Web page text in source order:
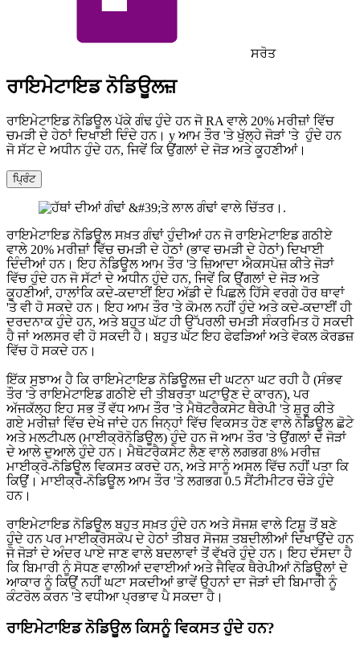
ਸਰੋਤ
ਰਾਇਮੇਟਾਇਡ ਨੋਡਿਊਲਜ਼
ਰਾਇਮੇਟਾਇਡ ਨੋਡਿਊਲ ਪੱਕੇ ਗੰਢ ਹੁੰਦੇ ਹਨ ਜੋ RA ਵਾਲੇ 20% ਮਰੀਜ਼ਾਂ ਵਿੱਚ
ਚਮੜੀ ਦੇ ਹੇਠਾਂ ਦਿਖਾਈ ਦਿੰਦੇ ਹਨ। y ਆਮ ਤੌਰ 'ਤੇਖੁੱਲ੍ਹੇ ਜੋੜਾਂ 'ਤੇ ਹੁੰਦੇ ਹਨ
ਜੋ ਸੱਟ ਦੇ ਅਧੀਨ ਹੁੰਦੇ ਹਨ, ਜਿਵੇਂ ਕਿ ਉਂਗਲਾਂ ਦੇ ਜੋੜ ਅਤੇ ਕੂਹਣੀਆਂ।
ਪ੍ਰਿੰਟ
ਰਾਇਮੇਟਾਇਡ ਨੋਡਿਊਲ ਸਖ਼ਤ ਗੰਢਾਂ ਹੁੰਦੀਆਂ ਹਨ ਜੋ ਰਾਇਮੇਟਾਇਡ ਗਠੀਏ
ਵਾਲੇ 20% ਮਰੀਜ਼ਾਂ ਵਿੱਚ ਚਮੜੀ ਦੇ ਹੇਠਾਂ (ਭਾਵ ਚਮੜੀ ਦੇ ਹੇਠਾਂ) ਦਿਖਾਈ
ਦਿੰਦੀਆਂ ਹਨ। ਇਹ ਨੋਡਿਊਲ ਆਮ ਤੌਰ 'ਤੇ ਜ਼ਿਆਦਾ ਐਕਸਪੋਜ਼ ਕੀਤੇ ਜੋੜਾਂ
ਵਿੱਚ ਹੁੰਦੇ ਹਨ ਜੋ ਸੱਟਾਂ ਦੇ ਅਧੀਨ ਹੁੰਦੇ ਹਨ, ਜਿਵੇਂ ਕਿ ਉਂਗਲਾਂ ਦੇ ਜੋੜ ਅਤੇ
ਕੂਹਣੀਆਂ, ਹਾਲਾਂਕਿ ਕਦੇ-ਕਦਾਈਂ ਇਹ ਅੱਡੀ ਦੇ ਪਿਛਲੇ ਹਿੱਸੇ ਵਰਗੇ ਹੋਰ ਥਾਵਾਂ
'ਤੇ ਵੀ ਹੋ ਸਕਦੇ ਹਨ। ਇਹ ਆਮ ਤੌਰ 'ਤੇ ਕੋਮਲ ਨਹੀਂ ਹੁੰਦੇ ਅਤੇ ਕਦੇ-ਕਦਾਈਂ ਹੀ
ਦਰਦਨਾਕ ਹੁੰਦੇ ਹਨ, ਅਤੇ ਬਹੁਤ ਘੱਟ ਹੀ ਉੱਪਰਲੀ ਚਮੜੀ ਸੰਕਰਮਿਤ ਹੋ ਸਕਦੀ
ਹੈ ਜਾਂ ਅਲਸਰ ਵੀ ਹੋ ਸਕਦੀ ਹੈ। ਬਹੁਤ ਘੱਟ ਇਹ ਫੇਫੜਿਆਂ ਅਤੇ ਵੋਕਲ ਕੋਰਡਜ਼
ਵਿੱਚ ਹੋ ਸਕਦੇ ਹਨ।
ਇੱਕ ਸੁਝਾਅ ਹੈ ਕਿ ਰਾਇਮੇਟਾਇਡ ਨੋਡਿਊਲਜ਼ ਦੀ ਘਟਨਾ ਘਟ ਰਹੀ ਹੈ (ਸੰਭਵ
ਤੌਰ 'ਤੇ ਰਾਇਮੇਟਾਇਡ ਗਠੀਏ ਦੀ ਤੀਬਰਤਾ ਘਟਾਉਣ ਦੇ ਕਾਰਨ), ਪਰ
ਅੱਜਕੱਲ੍ਹ ਇਹ ਸਭ ਤੋਂ ਵੱਧ ਆਮ ਤੌਰ 'ਤੇ ਮੈਥੋਟਰੈਕਸੇਟ ਥੈਰੇਪੀ 'ਤੇ ਸ਼ੁਰੂ ਕੀਤੇ
ਗਏ ਮਰੀਜ਼ਾਂ ਵਿੱਚ ਦੇਖੇ ਜਾਂਦੇ ਹਨ ਜਿਨ੍ਹਾਂ ਵਿੱਚ ਵਿਕਸਤ ਹੋਣ ਵਾਲੇ ਨੋਡਿਊਲ ਛੋਟੇ
ਅਤੇ ਮਲਟੀਪਲ (ਮਾਈਕ੍ਰੋਨੋਡਿਊਲ) ਹੁੰਦੇ ਹਨ ਜੋ ਆਮ ਤੌਰ 'ਤੇ ਉਂਗਲਾਂ ਦੇ ਜੋੜਾਂ
ਦੇ ਆਲੇ ਦੁਆਲੇ ਹੁੰਦੇ ਹਨ। ਮੈਥੋਟਰੈਕਸੇਟ ਲੈਣ ਵਾਲੇ ਲਗਭਗ 8% ਮਰੀਜ਼
ਮਾਈਕ੍ਰੋ-ਨੋਡਿਊਲ ਵਿਕਸਤ ਕਰਦੇ ਹਨ, ਅਤੇ ਸਾਨੂੰ ਅਸਲ ਵਿੱਚ ਨਹੀਂ ਪਤਾ ਕਿ
ਕਿਉਂ। ਮਾਈਕ੍ਰੋ-ਨੋਡਿਊਲ ਆਮ ਤੌਰ 'ਤੇ ਲਗਭਗ 0.5 ਸੈਂਟੀਮੀਟਰ ਚੌੜੇ ਹੁੰਦੇ
ਹਨ।
ਰਾਇਮੇਟਾਇਡ ਨੋਡਿਊਲ ਬਹੁਤ ਸਖ਼ਤ ਹੁੰਦੇ ਹਨ ਅਤੇ ਸੋਜਸ਼ ਵਾਲੇ ਟਿਸ਼ੂ ਤੋਂ ਬਣੇ
ਹੁੰਦੇ ਹਨ ਪਰ ਮਾਈਕ੍ਰੋਸਕੋਪ ਦੇ ਹੇਠਾਂ ਤੀਬਰ ਸੋਜਸ਼ ਤਬਦੀਲੀਆਂ ਦਿਖਾਉਂਦੇ ਹਨ
ਜੋ ਜੋੜਾਂ ਦੇ ਅੰਦਰ ਪਾਏ ਜਾਣ ਵਾਲੇ ਬਦਲਾਵਾਂ ਤੋਂ ਵੱਖਰੇ ਹੁੰਦੇ ਹਨ। ਇਹ ਦੱਸਦਾ ਹੈ
ਕਿ ਬਿਮਾਰੀ ਨੂੰ ਸੋਧਣ ਵਾਲੀਆਂ ਦਵਾਈਆਂ ਅਤੇ ਜੈਵਿਕ ਥੈਰੇਪੀਆਂ ਨੋਡਿਊਲਾਂ ਦੇ
ਆਕਾਰ ਨੂੰ ਕਿਉਂ ਨਹੀਂ ਘਟਾ ਸਕਦੀਆਂ ਭਾਵੇਂ ਉਹਨਾਂ ਦਾ ਜੋੜਾਂ ਦੀ ਬਿਮਾਰੀ ਨੂੰ
ਕੰਟਰੋਲ ਕਰਨ 'ਤੇ ਵਧੀਆ ਪ੍ਰਭਾਵ ਪੈ ਸਕਦਾ ਹੈ।
ਰਾਇਮੇਟਾਇਡ ਨੋਡਿਊਲ ਕਿਸਨੂੰ ਵਿਕਸਤ ਹੁੰਦੇ ਹਨ?